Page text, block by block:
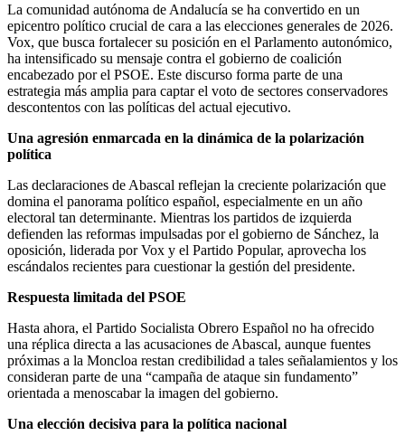
La comunidad autónoma de Andalucía se ha convertido en un
epicentro político crucial de cara a las elecciones generales de 2026.
Vox, que busca fortalecer su posición en el Parlamento autonómico,
ha intensificado su mensaje contra el gobierno de coalición
encabezado por el PSOE. Este discurso forma parte de una
estrategia más amplia para captar el voto de sectores conservadores
descontentos con las políticas del actual ejecutivo.
Una agresión enmarcada en la dinámica de la polarización
política
Las declaraciones de Abascal reflejan la creciente polarización que
domina el panorama político español, especialmente en un año
electoral tan determinante. Mientras los partidos de izquierda
defienden las reformas impulsadas por el gobierno de Sánchez, la
oposición, liderada por Vox y el Partido Popular, aprovecha los
escándalos recientes para cuestionar la gestión del presidente.
Respuesta limitada del PSOE
Hasta ahora, el Partido Socialista Obrero Español no ha ofrecido
una réplica directa a las acusaciones de Abascal, aunque fuentes
próximas a la Moncloa restan credibilidad a tales señalamientos y los
consideran parte de una “campaña de ataque sin fundamento”
orientada a menoscabar la imagen del gobierno.
Una elección decisiva para la política nacional